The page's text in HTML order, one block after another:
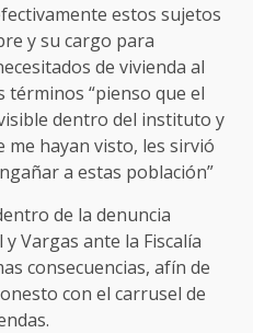
estos sujetos
y su cargo para
de vivienda al
“pienso que el
dentro del instituto y
me hayan visto, les sirvió
a estas población”
de la denuncia
Vargas ante la Fiscalía
consecuencias, afín de
con el carrusel de